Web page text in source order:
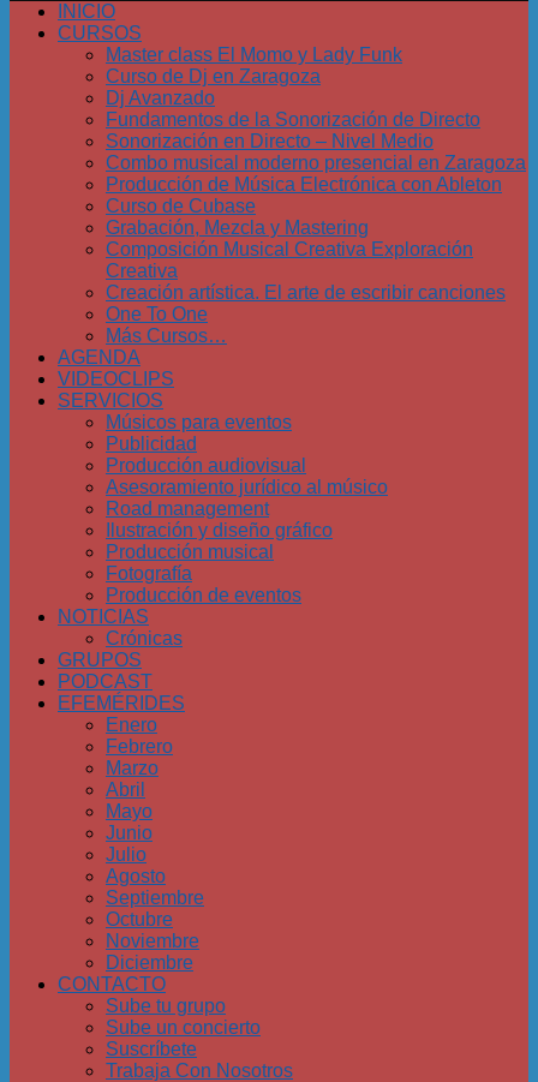
INICIO
CURSOS
Master class El Momo y Lady Funk
Curso de Dj en Zaragoza
Dj Avanzado
Fundamentos de la Sonorización de Directo
Sonorización en Directo – Nivel Medio
Combo musical moderno presencial en Zaragoza
Producción de Música Electrónica con Ableton
Curso de Cubase
Grabación, Mezcla y Mastering
Composición Musical Creativa Exploración
Creativa
Creación artística. El arte de escribir canciones
One To One
Más Cursos…
AGENDA
VIDEOCLIPS
SERVICIOS
Músicos para eventos
Publicidad
Producción audiovisual
Asesoramiento jurídico al músico
Road management
Ilustración y diseño gráfico
Producción musical
Fotografía
Producción de eventos
NOTICIAS
Crónicas
GRUPOS
PODCAST
EFEMÉRIDES
Enero
Febrero
Marzo
Abril
Mayo
Junio
Julio
Agosto
Septiembre
Octubre
Noviembre
Diciembre
CONTACTO
Sube tu grupo
Sube un concierto
Suscríbete
Trabaja Con Nosotros